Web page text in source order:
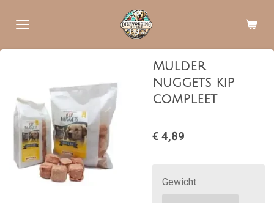
direct
Mulder
nuggets kip
compleet
€ 4,89
Gewicht